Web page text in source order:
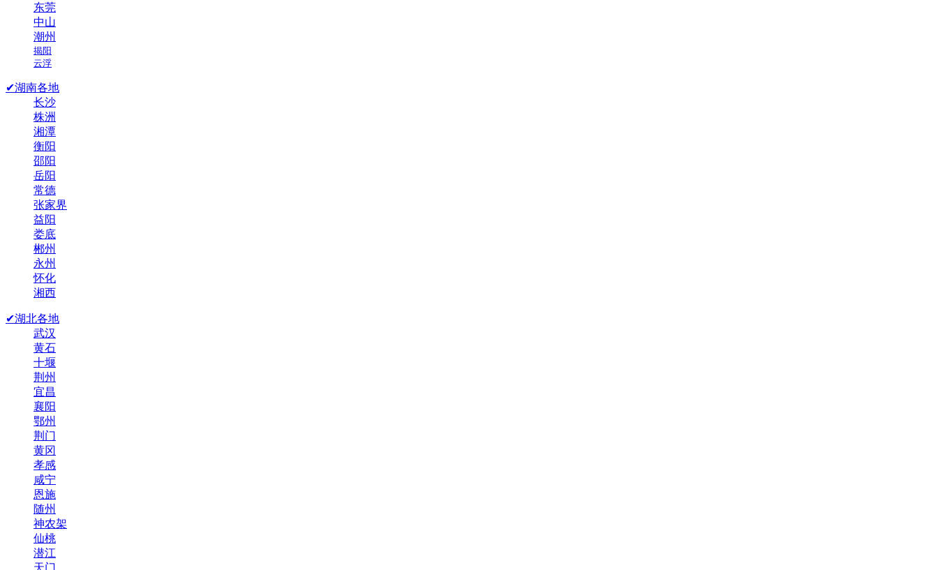
东莞
中山
潮州
揭阳
云浮
✔湖南各地
长沙
株洲
湘潭
衡阳
邵阳
岳阳
常德
张家界
益阳
娄底
郴州
永州
怀化
湘西
✔湖北各地
武汉
黄石
十堰
荆州
宜昌
襄阳
鄂州
荆门
黄冈
孝感
咸宁
恩施
随州
神农架
仙桃
潜江
天门